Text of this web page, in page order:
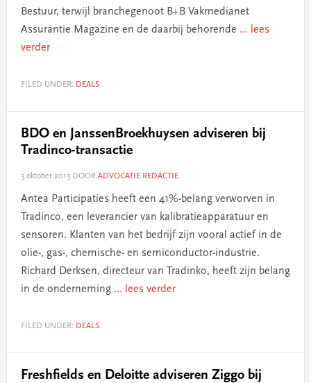
Bestuur, terwijl branchegenoot B+B Vakmedianet
Assurantie Magazine en de daarbij behorende ... lees
verder
FILED UNDER: DEALS
BDO en JanssenBroekhuysen adviseren bij
Tradinco-transactie
3 oktober 2013DOOR ADVOCATIE REDACTIE
Antea Participaties heeft een 41%-belang verworven in
Tradinco, een leverancier van kalibratieapparatuur en
sensoren. Klanten van het bedrijf zijn vooral actief in de
olie-, gas-, chemische- en semiconductor-industrie.
Richard Derksen, directeur van Tradinko, heeft zijn belang
in de onderneming ... lees verder
FILED UNDER: DEALS
Freshfields en Deloitte adviseren Ziggo bij